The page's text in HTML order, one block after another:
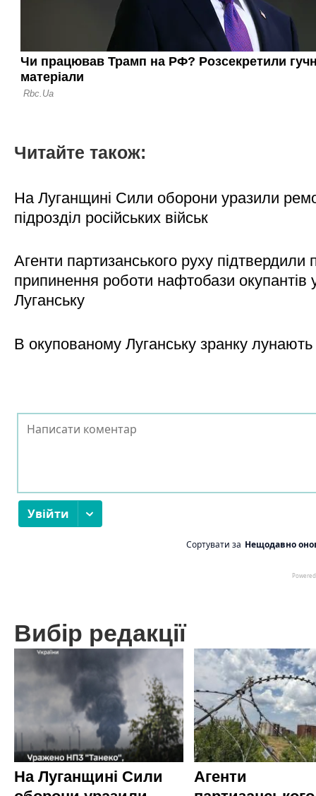
Читайте також:
На Луганщині Сили оборони уразили
підрозділ російських військ
Агенти партизанського руху підтвердили
припинення роботи нафтобази окупантів
Луганську
В окупованому Луганську зранку
Вибір редакції
На Луганщині Сили
Агенти